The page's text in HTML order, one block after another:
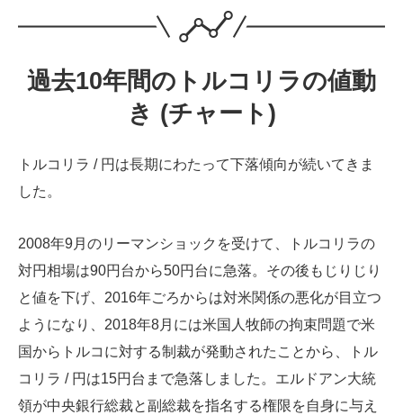
過去10年間のトルコリラの値動
き (チャート)
トルコリラ / 円は長期にわたって下落傾向が続いてきま
した。
2008年9月のリーマンショックを受けて、トルコリラの
対円相場は90円台から50円台に急落。その後もじりじり
と値を下げ、2016年ごろからは対米関係の悪化が目立つ
ようになり、2018年8月には米国人牧師の拘束問題で米
国からトルコに対する制裁が発動されたことから、トル
コリラ / 円は15円台まで急落しました。エルドアン大統
領が中央銀行総裁と副総裁を指名する権限を自身に与え